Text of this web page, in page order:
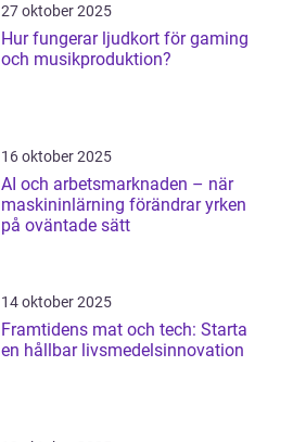
27 oktober 2025
Hur fungerar ljudkort för gaming
och musikproduktion?
16 oktober 2025
AI och arbetsmarknaden – när
maskininlärning förändrar yrken
på oväntade sätt
14 oktober 2025
Framtidens mat och tech: Starta
en hållbar livsmedelsinnovation